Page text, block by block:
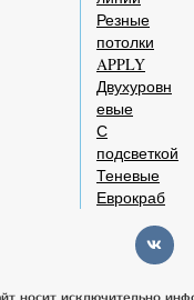
Резные
потолки
APPLY
Двухуровн
евые
С
подсветкой
Теневые
Еврокраб